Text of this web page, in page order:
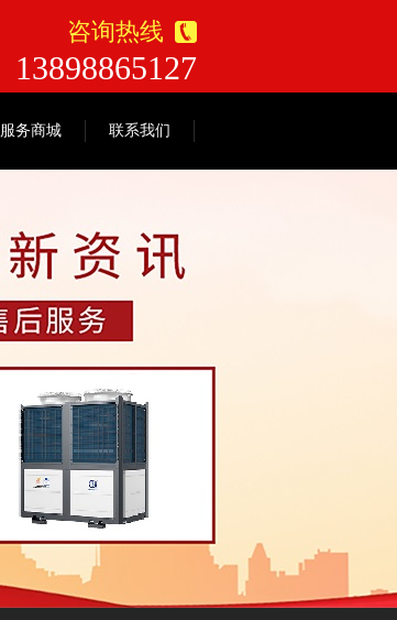
咨询热线
13898865127
服务商城 联系我们